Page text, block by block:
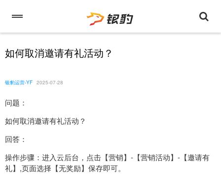
如何取消邀请有礼活动？
银豹运营-YF 2025-07-28
问题：
如何取消邀请有礼活动？
回答：
操作步骤：进入云后台，点击【营销】-【营销活动】-【邀请有
礼】,页面选择【无奖励】保存即可。